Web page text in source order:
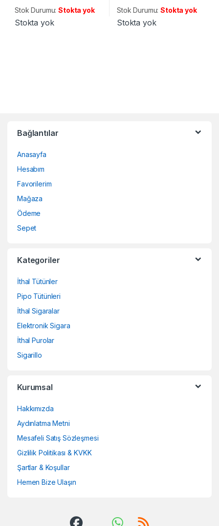
Stok Durumu:Stokta yok
Stokta yok
Stok Durumu:Stokta yok
Stokta yok
Bağlantılar
Anasayfa
Hesabım
Favorilerim
Mağaza
Ödeme
Sepet
Kategoriler
İthal Tütünler
Pipo Tütünleri
İthal Sigaralar
Elektronik Sigara
İthal Purolar
Sigarillo
Kurumsal
Hakkımızda
Aydınlatma Metni
Mesafeli Satış Sözleşmesi
Gizlilik Politikası & KVKK
Şartlar & Koşullar
Hemen Bize Ulaşın